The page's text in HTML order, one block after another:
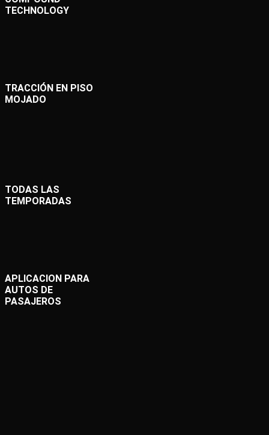
TECHNOLOGY
TRACCIÓN EN PISO
MOJADO
TODAS LAS
TEMPORADAS
APLICACION PARA
AUTOS DE
PASAJEROS